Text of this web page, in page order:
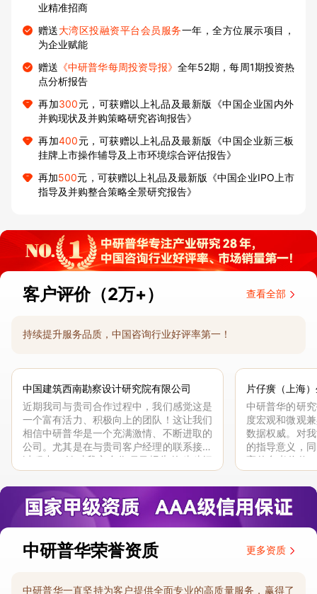
业精准招商
赠送大湾区投融资平台会员服务一年，全方位展示项目，
为企业赋能
赠送 《中研普华每周投资导报》全年52期，每周1期投资热
点分析报告
再加300元，可获赠以上礼品及最新版《中国企业国内外
并购现状及并购策略研究咨询报告》
再加400元，可获赠以上礼品及最新版《中国企业新三板
挂牌上市操作辅导及上市环境综合评估报告》
再加500元，可获赠以上礼品及最新版《中国企业IPO上市
指导及并购整合策略全景研究报告》
客户评价（2万+） 查看全部
持续提升服务品质，中国咨询行业好评率第一！
中国建筑西南勘察设计研究院有限公司
近期我司与贵司合作过程中，我们感觉这是
一个富有活力、积极向上的团队！这让我们
相信中研普华是一个充满激情、不断进取的
公司。尤其是在与贵司客户经理的联系接洽
过程中，针对我方合作项目报告的种种细
节，及时细致缜密地协助与项目部沟通、探
讨和完善...
片仔癀（上海
中研普华的研
度宏观和微观
数据权威。对
的指导意义，
高的参考价值
体化”服务和行
司继续...
中研普华荣誉资质 更多资质
中研普华一直坚持为客户提供全面专业的高质量服务，赢得了